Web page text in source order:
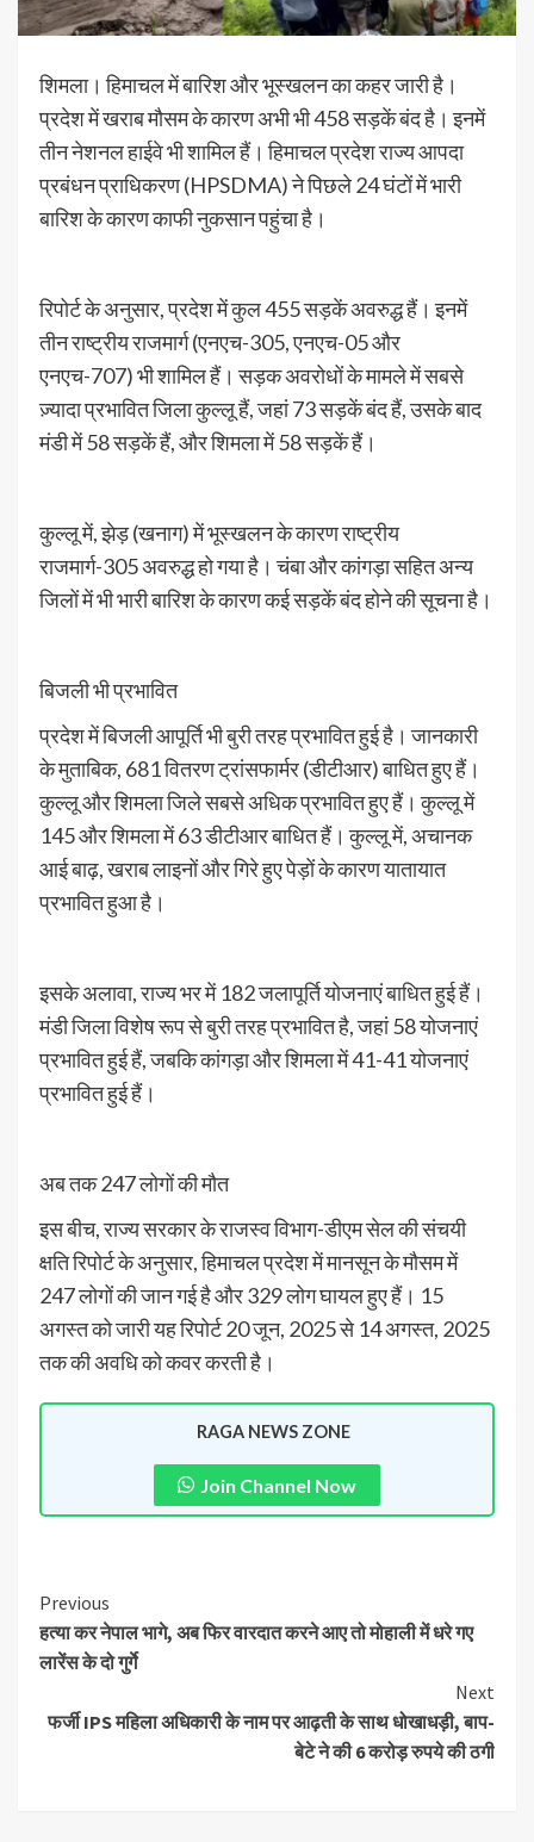
शिमला। हिमाचल में बारिश और भूस्खलन का कहर जारी है।
प्रदेश में खराब मौसम के कारण अभी भी 458 सड़कें बंद है। इनमें
तीन नेशनल हाईवे भी शामिल हैं। हिमाचल प्रदेश राज्य आपदा
प्रबंधन प्राधिकरण (HPSDMA) ने पिछले 24 घंटों में भारी
बारिश के कारण काफी नुकसान पहुंचा है।
रिपोर्ट के अनुसार, प्रदेश में कुल 455 सड़कें अवरुद्ध हैं। इनमें
तीन राष्ट्रीय राजमार्ग (एनएच-305, एनएच-05 और
एनएच-707) भी शामिल हैं। सड़क अवरोधों के मामले में सबसे
ज़्यादा प्रभावित जिला कुल्लू हैं, जहां 73 सड़कें बंद हैं, उसके बाद
मंडी में 58 सड़कें हैं, और शिमला में 58 सड़कें हैं।
कुल्लू में, झेड़ (खनाग) में भूस्खलन के कारण राष्ट्रीय
राजमार्ग-305 अवरुद्ध हो गया है। चंबा और कांगड़ा सहित अन्य
जिलों में भी भारी बारिश के कारण कई सड़कें बंद होने की सूचना है।
बिजली भी प्रभावित
प्रदेश में बिजली आपूर्ति भी बुरी तरह प्रभावित हुई है। जानकारी
के मुताबिक, 681 वितरण ट्रांसफार्मर (डीटीआर) बाधित हुए हैं।
कुल्लू और शिमला जिले सबसे अधिक प्रभावित हुए हैं। कुल्लू में
145 और शिमला में 63 डीटीआर बाधित हैं। कुल्लू में, अचानक
आई बाढ़, खराब लाइनों और गिरे हुए पेड़ों के कारण यातायात
प्रभावित हुआ है।
इसके अलावा, राज्य भर में 182 जलापूर्ति योजनाएं बाधित हुई हैं।
मंडी जिला विशेष रूप से बुरी तरह प्रभावित है, जहां 58 योजनाएं
प्रभावित हुई हैं, जबकि कांगड़ा और शिमला में 41-41 योजनाएं
प्रभावित हुई हैं।
अब तक 247 लोगों की मौत
इस बीच, राज्य सरकार के राजस्व विभाग-डीएम सेल की संचयी
क्षति रिपोर्ट के अनुसार, हिमाचल प्रदेश में मानसून के मौसम में
247 लोगों की जान गई है और 329 लोग घायल हुए हैं। 15
अगस्त को जारी यह रिपोर्ट 20 जून, 2025 से 14 अगस्त, 2025
तक की अवधि को कवर करती है।
RAGA NEWS ZONE
Join Channel Now
Previous
हत्या कर नेपाल भागे, अब फिर वारदात करने आए तो मोहाली में धरे गए
लारेंस के दो गुर्गे
Next
फर्जी IPS महिला अधिकारी के नाम पर आढ़ती के साथ धोखाधड़ी, बाप-
बेटे ने की 6 करोड़ रुपये की ठगी